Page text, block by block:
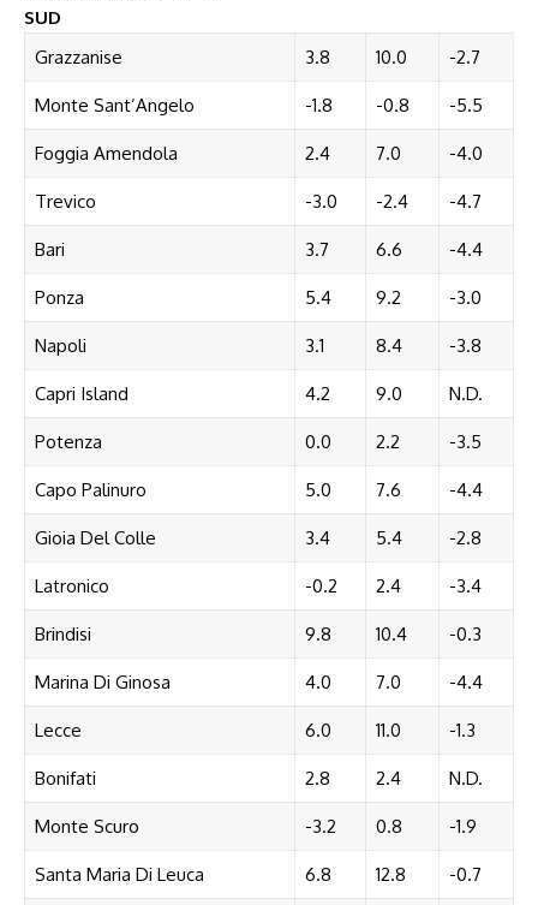
SUD
Grazzanise
3.8 10.0 -2.7
Monte Sant’Angelo -1.8 -0.8 -5.5
Foggia Amendola 2.4 7.0 -4.0
Trevico -3.0 -2.4 -4.7
Bari 3.7 6.6 -4.4
Ponza 5.4 9.2 -3.0
Napoli 3.1 8.4 -3.8
Capri Island 4.2 9.0 N.D.
Potenza 0.0 2.2 -3.5
Capo Palinuro 5.0 7.6 -4.4
Gioia Del Colle 3.4 5.4 -2.8
Latronico -0.2 2.4 -3.4
Brindisi 9.8 10.4 -0.3
Marina Di Ginosa 4.0 7.0 -4.4
Lecce 6.0 11.0 -1.3
Bonifati 2.8 2.4 N.D.
Monte Scuro -3.2 0.8 -1.9
Santa Maria Di Leuca 6.8 12.8 -0.7